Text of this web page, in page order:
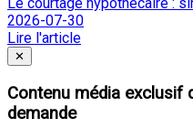
2026-07-30
Lire l'article
Fermer
✕
Contenu média exclusif
demande